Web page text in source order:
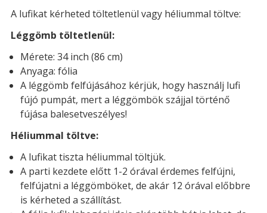
A lufikat kérheted töltetlenül vagy héliummal töltve:
Léggömb töltetlenül:
Mérete: 34 inch (86 cm)
Anyaga: fólia
A léggömb felfújásához kérjük, hogy használj lufi
fújó pumpát, mert a léggömbök szájjal történő
fújása balesetveszélyes!
Héliummal töltve:
A lufikat tiszta héliummal töltjük.
A parti kezdete előtt 1-2 órával érdemes felfújni,
felfújatni a léggömböket, de akár 12 órával előbbre
is kérheted a szállítást.